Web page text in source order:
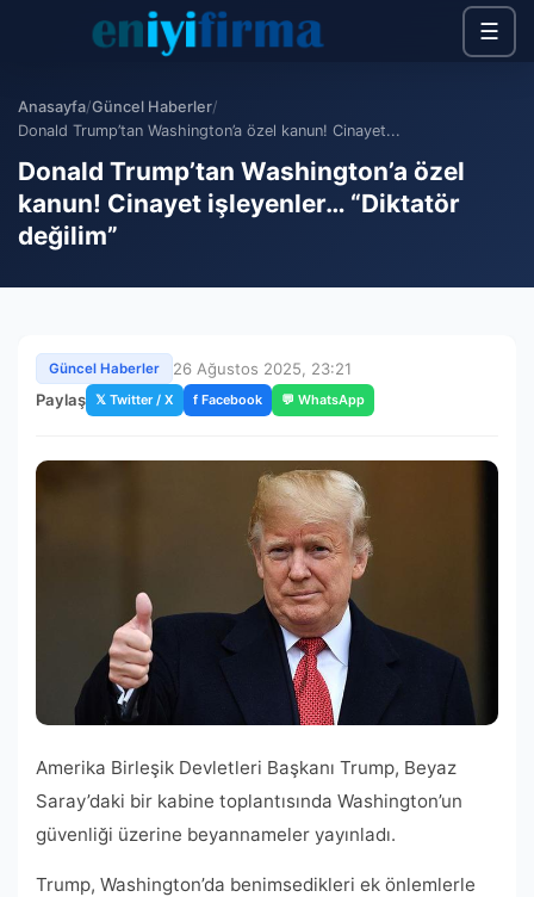
☰
Anasayfa/Güncel Haberler/
Donald Trump’tan Washington’a özel kanun! Cinayet...
Donald Trump’tan Washington’a özel
kanun! Cinayet işleyenler… “Diktatör
değilim”
Güncel Haberler
26 Ağustos 2025, 23:21
Paylaş 𝕏 Twitter / X f Facebook 💬 WhatsApp
Amerika Birleşik Devletleri Başkanı Trump, Beyaz
Saray’daki bir kabine toplantısında Washington’un
güvenliği üzerine beyannameler yayınladı.
Trump, Washington’da benimsedikleri ek önlemlerle